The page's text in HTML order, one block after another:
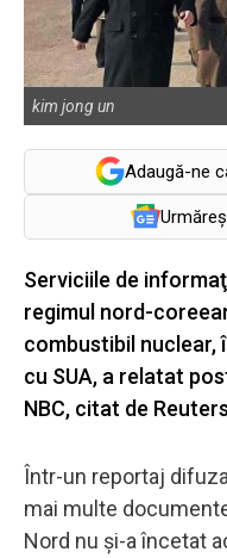
kim jong un
Adaugă-ne
Serviciile de
regimul nord-
combustibil nuclear,
cu SUA, a relatat
NBC, citat de
Într-un reportaj
mai multe
Nord nu şi-a încetat